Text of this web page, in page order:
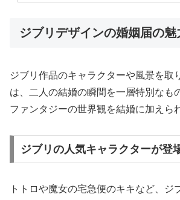
ジブリデザインの婚姻届の魅
ジブリ作品のキャラクターや風景を取
は、二人の結婚の瞬間を一層特別なも
ファンタジーの世界観を結婚に加えら
ジブリの人気キャラクターが登
トトロや魔女の宅急便のキキなど、ジ